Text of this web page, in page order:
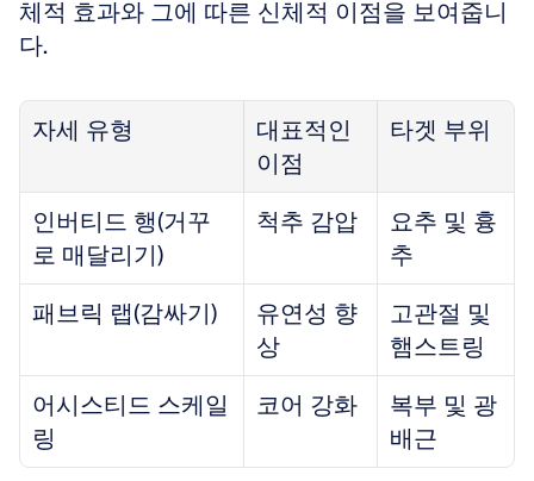
체적 효과와 그에 따른 신체적 이점을 보여줍니
다.
자세 유형
대표적인
이점
타겟 부위
인버티드 행(거꾸
로 매달리기)
척추 감압
요추 및 흉
추
패브릭 랩(감싸기)
유연성 향
상
고관절 및
햄스트링
어시스티드 스케일
링
코어 강화
복부 및 광
배근